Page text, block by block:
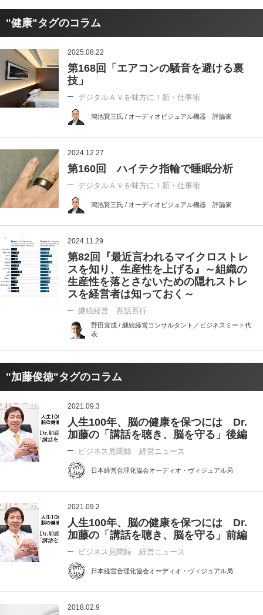
"健康"タグのコラム
2025.08.22
第168回「エアコンの騒音を避ける裏
技」
デジタルＡＶを味方に！新・仕事術
鴻池賢三氏 / オーディオビジュアル機器 評論家
2024.12.27
第160回 ハイテク指輪で睡眠分析
デジタルＡＶを味方に！新・仕事術
鴻池賢三氏 / オーディオビジュアル機器 評論家
2024.11.29
第82回『最近言われるマイクロストレ
スを知り、生産性を上げる』～組織の
生産性を落とさないための隠れストレ
スを経営者は知っておく～
継続経営 百話百行
野田宜成 / 継続経営コンサルタント／ビジネスミート代
表
"加藤俊徳"タグのコラム
2021.09.3
人生100年、脳の健康を保つには Dr.
加藤の「講話を聴き、脳を守る」後編
ビジネス見聞録 経営ニュース
日本経営合理化協会オーディオ・ヴィジュアル局
2021.09.2
人生100年、脳の健康を保つには Dr.
加藤の「講話を聴き、脳を守る」前編
ビジネス見聞録 経営ニュース
日本経営合理化協会オーディオ・ヴィジュアル局
2018.02.9